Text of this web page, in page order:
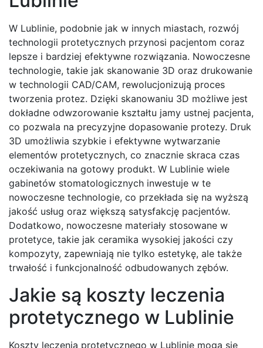
W Lublinie, podobnie jak w innych miastach, rozwój
technologii protetycznych przynosi pacjentom coraz
lepsze i bardziej efektywne rozwiązania. Nowoczesne
technologie, takie jak skanowanie 3D oraz drukowanie
w technologii CAD/CAM, rewolucjonizują proces
tworzenia protez. Dzięki skanowaniu 3D możliwe jest
dokładne odwzorowanie kształtu jamy ustnej pacjenta,
co pozwala na precyzyjne dopasowanie protezy. Druk
3D umożliwia szybkie i efektywne wytwarzanie
elementów protetycznych, co znacznie skraca czas
oczekiwania na gotowy produkt. W Lublinie wiele
gabinetów stomatologicznych inwestuje w te
nowoczesne technologie, co przekłada się na wyższą
jakość usług oraz większą satysfakcję pacjentów.
Dodatkowo, nowoczesne materiały stosowane w
protetyce, takie jak ceramika wysokiej jakości czy
kompozyty, zapewniają nie tylko estetykę, ale także
trwałość i funkcjonalność odbudowanych zębów.
Jakie są koszty leczenia
protetycznego w Lublinie
Koszty leczenia protetycznego w Lublinie mogą się